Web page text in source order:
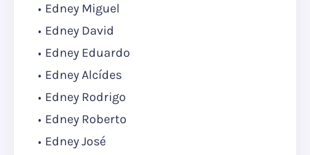
Edney Miguel
Edney David
Edney Eduardo
Edney Alcídes
Edney Rodrigo
Edney Roberto
Edney José